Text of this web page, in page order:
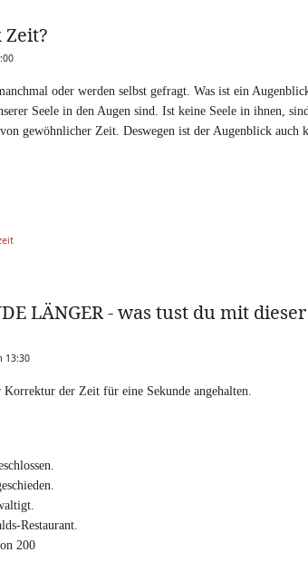
oder werden selbst gefragt. Was ist ein
Seele in den Augen sind. Ist keine Seele in ihnen,
gewöhnlicher Zeit. Deswegen ist der Augenblick auch
LÄNGER - was tust du mit
13:30
der Zeit für eine Sekunde angehalten.
Restaurant.
200